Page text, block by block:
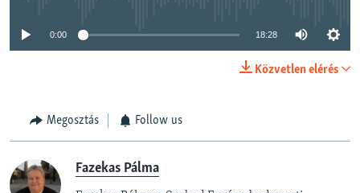
0:00 18:28
Közvetlen elérés
Megosztás Follow us
Fazekas Pálma